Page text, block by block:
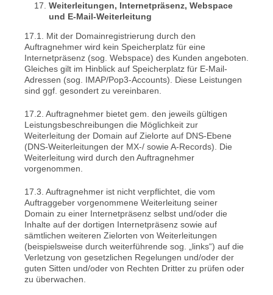
Weiterleitungen, Internetpräsenz, Webspace
und E-Mail-Weiterleitung
17.1. Mit der Domainregistrierung durch den
Auftragnehmer wird kein Speicherplatz für eine
Internetpräsenz (sog. Webspace) des Kunden angeboten.
Gleiches gilt im Hinblick auf Speicherplatz für E-Mail-
Adressen (sog. IMAP/Pop3-Accounts). Diese Leistungen
sind ggf. gesondert zu vereinbaren.
17.2. Auftragnehmer bietet gem. den jeweils gültigen
Leistungsbeschreibungen die Möglichkeit zur
Weiterleitung der Domain auf Zielorte auf DNS-Ebene
(DNS-Weiterleitungen der MX-/ sowie A-Records). Die
Weiterleitung wird durch den Auftragnehmer
vorgenommen.
17.3. Auftragnehmer ist nicht verpflichtet, die vom
Auftraggeber vorgenommene Weiterleitung seiner
Domain zu einer Internetpräsenz selbst und/oder die
Inhalte auf der dortigen Internetpräsenz sowie auf
sämtlichen weiteren Zielorten von Weiterleitungen
(beispielsweise durch weiterführende sog. „links“) auf die
Verletzung von gesetzlichen Regelungen und/oder der
guten Sitten und/oder von Rechten Dritter zu prüfen oder
zu überwachen.